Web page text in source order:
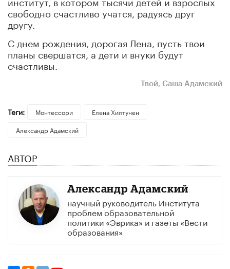
свободно счастливо учатся, радуясь друг
другу.
С днем рождения, дорогая Лена, пусть твои
планы свершатся, а дети и внуки будут
счастливы.
Твой, Саша Адамский
Теги: Монтессори
Елена Хилтунен
Александр Адамский
АВТОР
Александр Адамский
научный руководитель Института
проблем образовательной
политики «Эврика» и газеты «Вести
образования»